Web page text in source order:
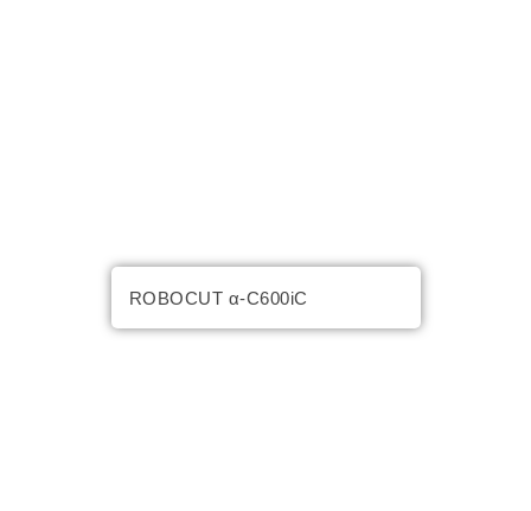
ROBOCUT α-C600iC